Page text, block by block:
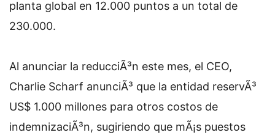
planta global en 12.000 puntos a un total de
230.000.
Al anunciar la reducciÃ³n este mes, el CEO,
Charlie Scharf anunciÃ³ que la entidad reservÃ³
US$ 1.000 millones para otros costos de
indemnizaciÃ³n, sugiriendo que mÃ¡s puestos